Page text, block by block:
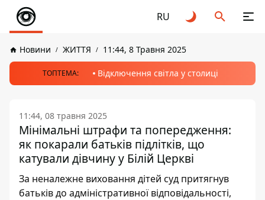
RU
Новини ЖИТТЯ 11:44, 8 Травня 2025
ТОПТЕМА: Відключення світла у столиці
11:44, 08 травня 2025
Мінімальні штрафи та попередження:
як покарали батьків підлітків, що
катували дівчину у Білій Церкві
За неналежне виховання дітей суд притягнув
батьків до адміністративної відповідальності,